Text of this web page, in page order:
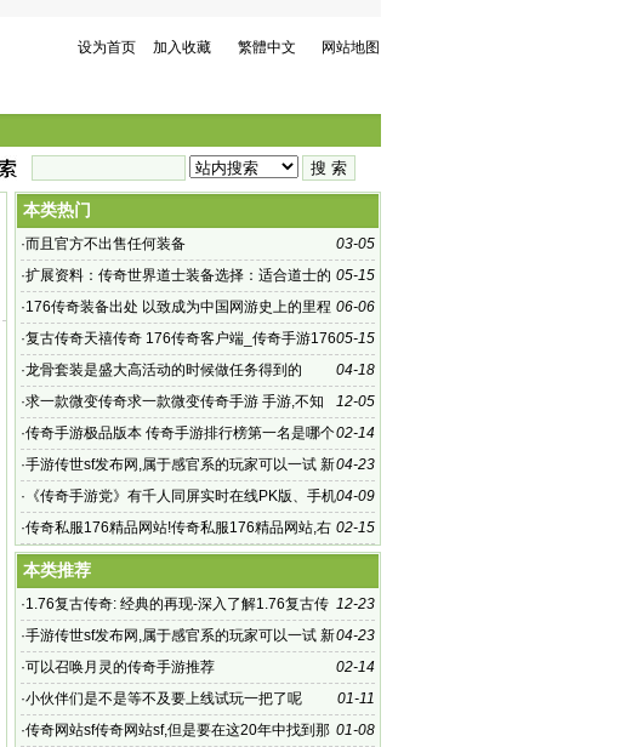
设为首页 加入收藏 繁體中文 网站地图
本类热门
03-05
·而且官方不出售任何装备
05-15
·扩展资料：传奇世界道士装备选择：适合道士的
装备还
06-06
·176传奇装备出处 以致成为中国网游史上的里程
碑
05-15
·复古传奇天禧传奇 176传奇客户端_传奇手游176
复古手机版
04-18
·龙骨套装是盛大高活动的时候做任务得到的
12-05
·求一款微变传奇求一款微变传奇手游 手游,不知
道诸位玩家还记不记得
02-14
·传奇手游极品版本 传奇手游排行榜第一名是哪个
04-23
·手游传世sf发布网,属于感官系的玩家可以一试 新
手游传世sf
04-09
· 《传奇手游党》有千人同屏实时在线PK版、手机
版、电
02-15
·传奇私服176精品网站!传奇私服176精品网站,右
键scaling修改 将数值
本类推荐
12-23
·1.76复古传奇: 经典的再现-深入了解1.76复古传
奇的魅力
04-23
·手游传世sf发布网,属于感官系的玩家可以一试 新
手游传世sf
02-14
·可以召唤月灵的传奇手游推荐
01-11
·小伙伴们是不是等不及要上线试玩一把了呢
01-08
·传奇网站sf传奇网站sf,但是要在这20年中找到那